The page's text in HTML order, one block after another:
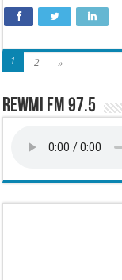
1 2 »
Rewmi FM 97.5